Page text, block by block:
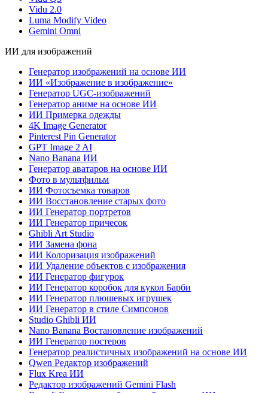
Vidu 2.0
Luma Modify Video
Gemini Omni
ИИ для изображений
Генератор изображений на основе ИИ
ИИ «Изображение в изображение»
Генератор UGC-изображений
Генератор аниме на основе ИИ
ИИ Примерка одежды
4K Image Generator
Pinterest Pin Generator
GPT Image 2 AI
Nano Banana ИИ
Генератор аватаров на основе ИИ
Фото в мультфильм
ИИ Фотосъемка товаров
ИИ Восстановление старых фото
ИИ Генератор портретов
ИИ Генератор причесок
Ghibli Art Studio
ИИ Замена фона
ИИ Колоризация изображений
ИИ Удаление объектов с изображения
ИИ Генератор фигурок
ИИ Генератор коробок для кукол Барби
ИИ Генератор плюшевых игрушек
ИИ Генератор в стиле Симпсонов
Studio Ghibli ИИ
Nano Banana Востановление изображений
ИИ Генератор постеров
Генератор реалистичных изображений на основе ИИ
Qwen Редактор изображений
Flux Krea ИИ
Редактор изображений Gemini Flash